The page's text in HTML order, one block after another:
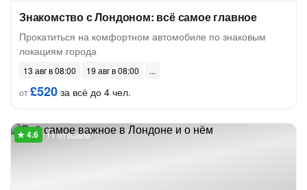
Знакомство с Лондоном: всё самое главное
Прокатиться на комфортном автомобиле по знаковым
локациям города
13 авг в 08:00
19 авг в 08:00
от£520 за всё до 4 чел.
11 отзывов